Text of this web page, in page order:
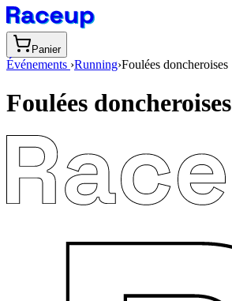
Panier
Événements ›Running›Foulées doncheroises
Foulées doncheroises